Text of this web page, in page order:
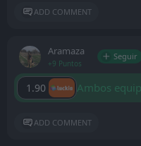
ADD COMMENT
Aramaza
+9 Puntos
Seguir
1.90 Ambos
ADD COMMENT